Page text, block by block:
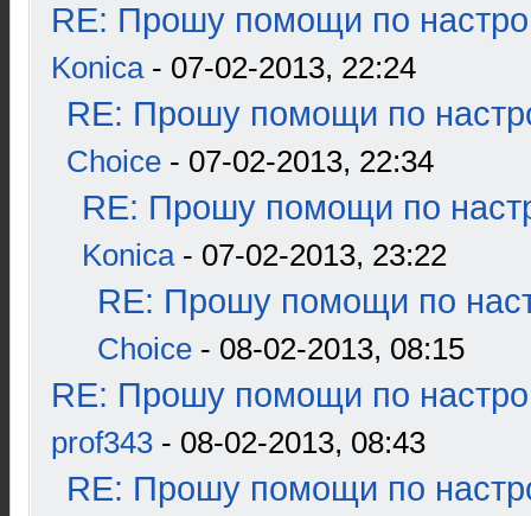
RE: Прошу помощи по
Konica- 07-02-2013, 22:24
RE: Прошу помощи по
Choice - 07-02-2013, 22:34
RE: Прошу помощи по
Konica- 07-02-2013, 23:22
RE: Прошу помощи по
Choice - 08-02-2013, 08:15
RE: Прошу помощи по
prof343 - 08-02-2013, 08:43
RE: Прошу помощи по